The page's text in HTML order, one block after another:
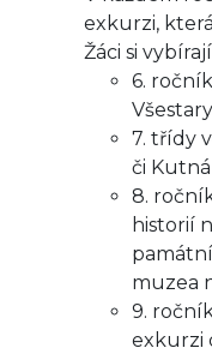
exkurzi,
Žáci si
6.
7. třídy
či Kutná
8.
historií
muzea
9.
exkurzi